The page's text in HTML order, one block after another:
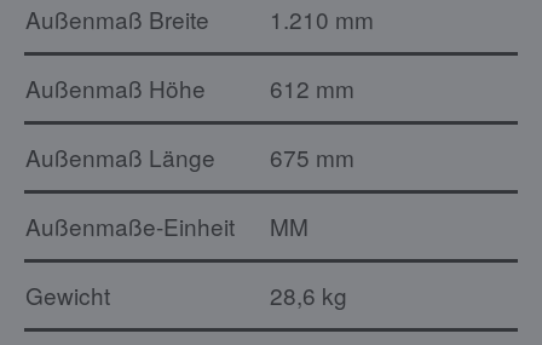
Außenmaß Breite 1.210 mm
Außenmaß Höhe 612 mm
Außenmaß Länge 675 mm
Außenmaße-Einheit MM
Gewicht 28,6 kg